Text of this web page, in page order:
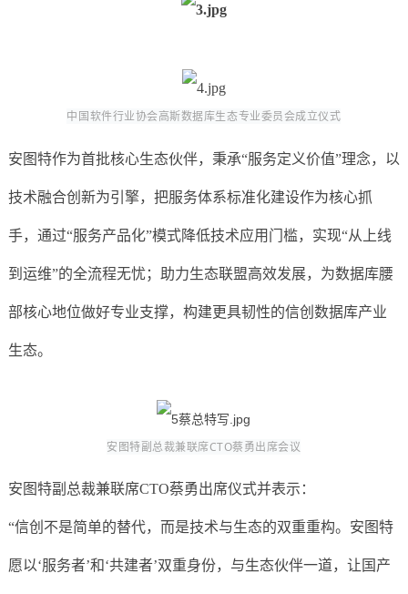
中国软件行业协会高斯数据库生态专业委员会成立仪式
安图特作为首批核心生态伙伴，秉承“服务定义价值”理念，以
技术融合创新为引擎，把服务体系标准化建设作为核心抓
手，通过“服务产品化”模式降低技术应用门槛，实现“从上线
到运维”的全流程无忧；助力生态联盟高效发展，为数据库腰
部核心地位做好专业支撑，构建更具韧性的信创数据库产业
生态。
安图特副总裁兼联席CTO蔡勇出席会议
安图特副总裁兼联席CTO蔡勇出席仪式并表示：
“信创不是简单的替代，而是技术与生态的双重重构。安图特
愿以‘服务者’和‘共建者’双重身份，与生态伙伴一道，让国产